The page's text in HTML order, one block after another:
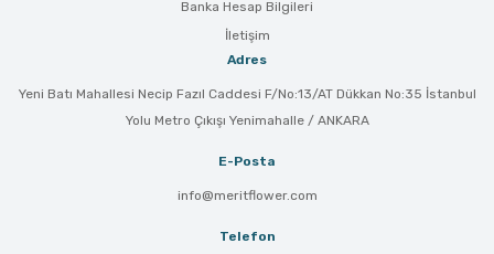
Banka Hesap Bilgileri
İletişim
Adres
Yeni Batı Mahallesi Necip Fazıl Caddesi F/No:13/AT Dükkan No:35 İstanbul
Yolu Metro Çıkışı Yenimahalle / ANKARA
E-Posta
info@meritflower.com
Telefon